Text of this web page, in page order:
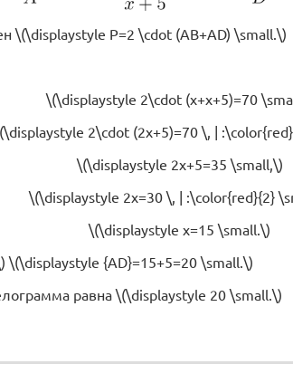
\(\displaystyle P=2 \cdot (AB+AD)
\(\displaystyle 2\cdot (x+x+5)=70
2\cdot (2x+5)=70 \, |
\(\displaystyle 2x+5=35 \small,\)
\(\displaystyle 2x=30 \, | :\color{red}{2}
\(\displaystyle x=15 \small.\)
\(\displaystyle {AD}=15+5=20 \small.\)
равна \(\displaystyle 20 \small.\)